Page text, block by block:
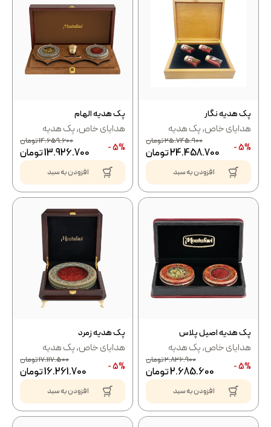
پک هدیه نگار
هدایای خاص,پک هدیه
5% -
25.745.900تومان
24.458.700تومان
افزودن به سبد
پک هدیه الهام
هدایای خاص,پک هدیه
5% -
14.659.600تومان
13.926.700تومان
افزودن به سبد
پک هدیه اصیل پلاس
هدایای خاص,پک هدیه
5% -
2.826.900تومان
2.685.600تومان
افزودن به سبد
پک هدیه زمرد
هدایای خاص,پک هدیه
5% -
17.117.500تومان
16.261.700تومان
افزودن به سبد